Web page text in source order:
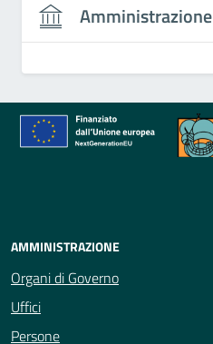
Amministrazione
AMMINISTRAZIONE
Organi di Governo
Uffici
Persone